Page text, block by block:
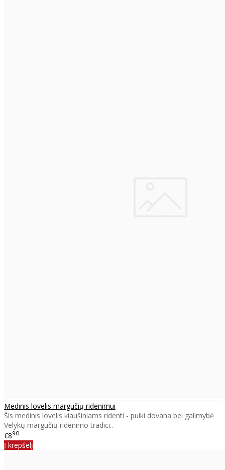
Medinis lovelis margučių ridenimui
Šis medinis lovelis kiaušiniams ridenti - puiki dovana bei galimybė
Velykų margučių ridenimo tradici..
€890
Į krepšelį